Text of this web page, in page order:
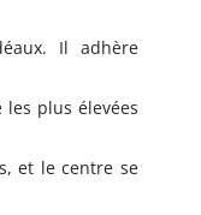
Il adhère
plus élevées
et le centre se